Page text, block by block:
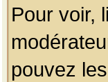
Pour voir,
pouvez